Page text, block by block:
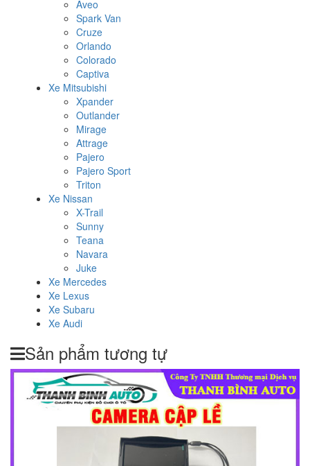
Aveo
Spark Van
Cruze
Orlando
Colorado
Captiva
Xe Mitsubishi
Xpander
Outlander
Mirage
Attrage
Pajero
Pajero Sport
Triton
Xe Nissan
X-Trail
Sunny
Teana
Navara
Juke
Xe Mercedes
Xe Lexus
Xe Subaru
Xe Audi
Sản phẩm tương tự